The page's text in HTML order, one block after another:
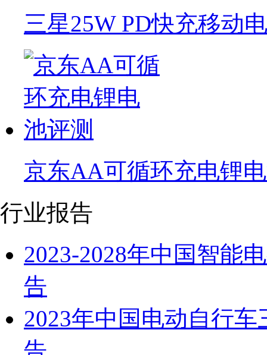
三星25W PD快充移动
京东AA可循环充电锂
行业报告
2023-2028年中国智能
告
2023年中国电动自行